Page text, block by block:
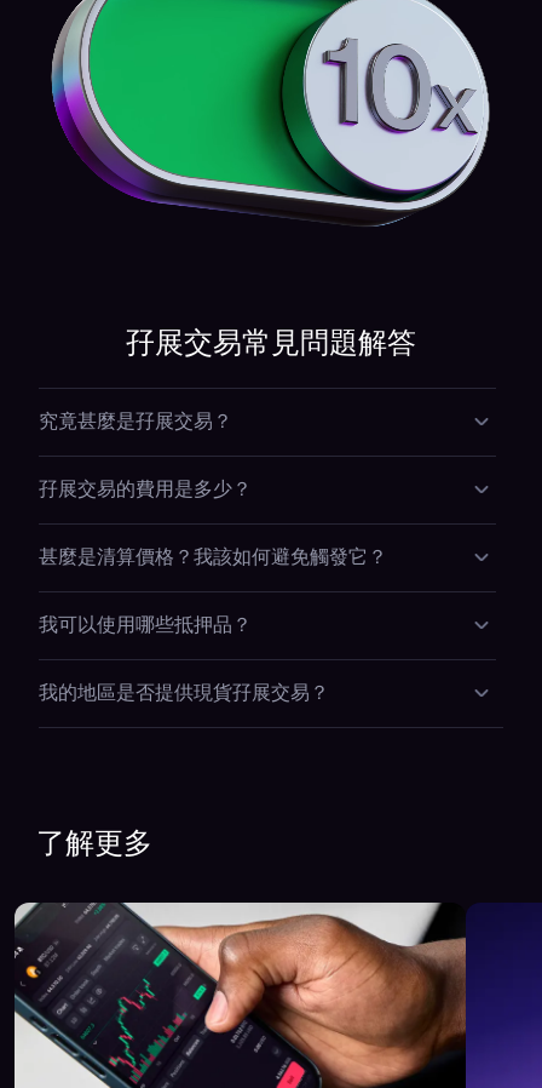
孖展交易常見問題解答
究竟甚麼是孖展交易？
易。你交易的是實際的基礎資產，而非金融合約。在
Kraken Pro 上，你可以在選定的資產上以最多 10 倍
的槓桿進行做多或做淡交易。如果你的倉位被平倉，你
的整個 Kraken 餘額可能會面臨風險。
孖展交易的費用是多少？
代幣對。每 4 小時開倉的倉位會收取相同費率的滾動費
用。你的利率在執行時鎖定，並在你確認之前顯示在訂
單表格上。
甚麼是清算價格？我該如何避免觸發它？
清算。你確認之前，Kraken 會在訂單表格上顯示你的
清算價格，並在你的持倉開放期間實時更新。設置止損
可以為你提供自動底線，以便在你的持倉達到該點之前
我可以使用哪些抵押品？
抵押品——不僅僅是 USDC。
我的地區是否提供現貨孖展交易？
了解更多